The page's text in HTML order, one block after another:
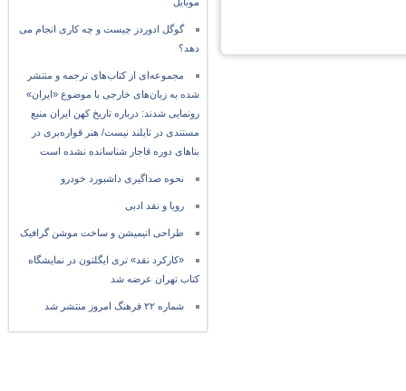
گوگل ادوردز چیست و چه کاری انجام می
دهد؟
مجموعه‌ای از کتاب‌های ترجمه و منتشر
شده به زبان‌های خارجی با موضوع «ایران»
رونمایی شدند: درباره تاریخ کهن ایران منبع
مستندی در تایلند نیست/ هنر قواره‌بری در
بناهای دوره قاجار شناسانده نشده است
نحوه صداگیری داشبورد خودرو
رویا و نقد ادبی
طراحی انیمیشن و ساخت موشن گرافیک
«کارکرد نقد» تری ایگلتون در نمایشگاه
کتاب تهران عرضه شد
شماره ۲۲ فرهنگ امروز منتشر شد